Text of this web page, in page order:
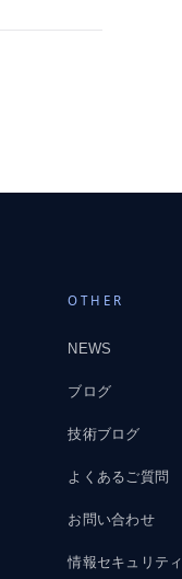
OTHER
NEWS
ブログ
技術ブログ
よくあるご質問
お問い合わせ
情報セキュリティ